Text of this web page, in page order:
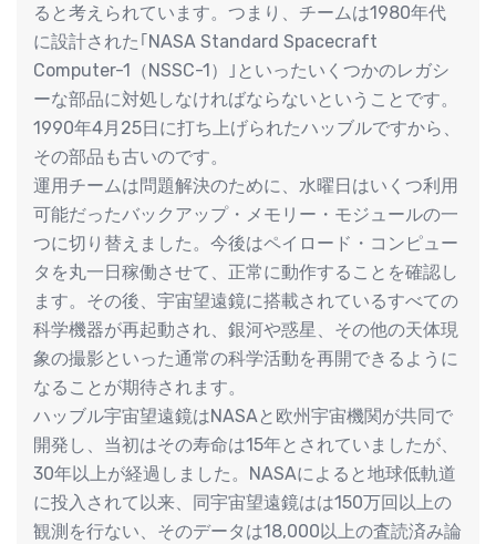
ると考えられています。つまり、チームは1980年代
に設計された｢NASA Standard Spacecraft
Computer-1（NSSC-1）｣といったいくつかのレガシ
ーな部品に対処しなければならないということです。
1990年4月25日に打ち上げられたハッブルですから、
その部品も古いのです。
運用チームは問題解決のために、水曜日はいくつ利用
可能だったバックアップ・メモリー・モジュールの一
つに切り替えました。今後はペイロード・コンピュー
タを丸一日稼働させて、正常に動作することを確認し
ます。その後、宇宙望遠鏡に搭載されているすべての
科学機器が再起動され、銀河や惑星、その他の天体現
象の撮影といった通常の科学活動を再開できるように
なることが期待されます。
ハッブル宇宙望遠鏡はNASAと欧州宇宙機関が共同で
開発し、当初はその寿命は15年とされていましたが、
30年以上が経過しました。NASAによると地球低軌道
に投入されて以来、同宇宙望遠鏡はは150万回以上の
観測を行ない、そのデータは18,000以上の査読済み論